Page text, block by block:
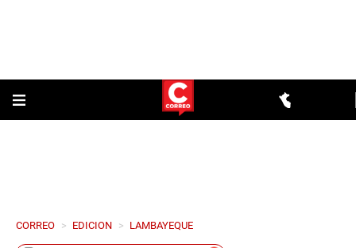
CORREO > EDICION > LAMBAYEQUE